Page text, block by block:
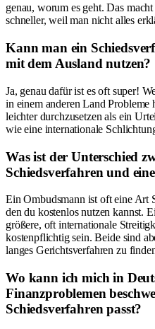
genau, worum es geht. Das
schneller, weil man nicht alles
Kann man ein
mit dem Ausland nutzen?
Ja, genau dafür ist es oft super!
in einem anderen Land Probleme
leichter durchzusetzen als ein
wie eine internationale
Was ist der Unterschied
Schiedsverfahren und
Ein Ombudsmann ist oft eine Art
den du kostenlos nutzen kannst.
größere, oft internationale
kostenpflichtig sein. Beide sind
langes Gerichtsverfahren zu
Wo kann ich mich in
Finanzproblemen
Schiedsverfahren passt?